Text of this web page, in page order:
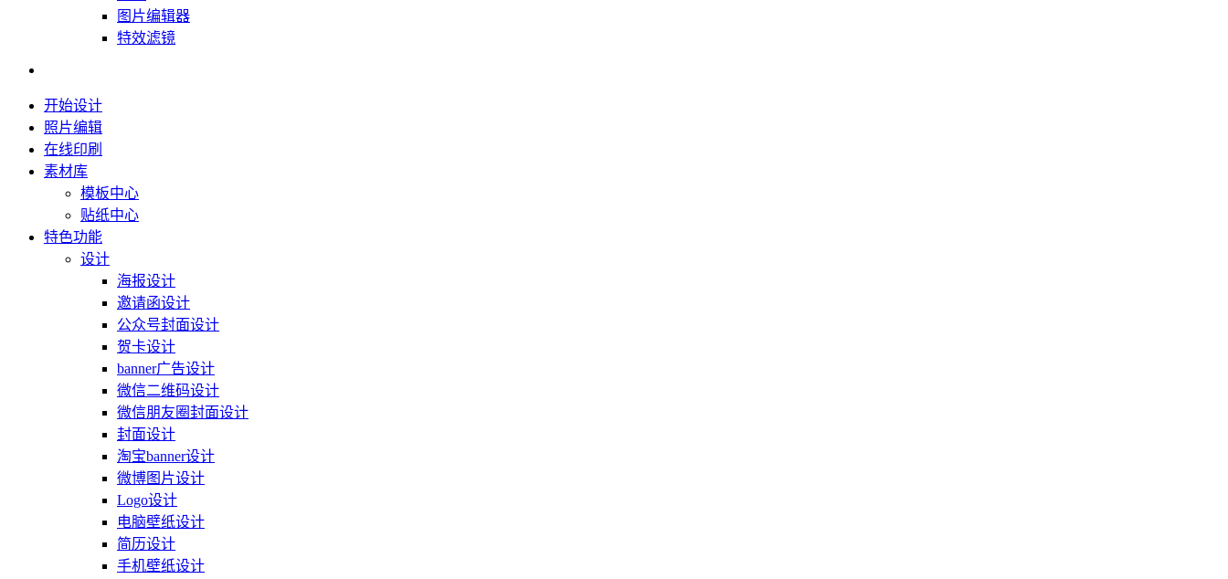
图片编辑器
特效滤镜
开始设计
照片编辑
在线印刷
素材库
模板中心
贴纸中心
特色功能
设计
海报设计
邀请函设计
公众号封面设计
贺卡设计
banner广告设计
微信二维码设计
微信朋友圈封面设计
封面设计
淘宝banner设计
微博图片设计
Logo设计
电脑壁纸设计
简历设计
手机壁纸设计